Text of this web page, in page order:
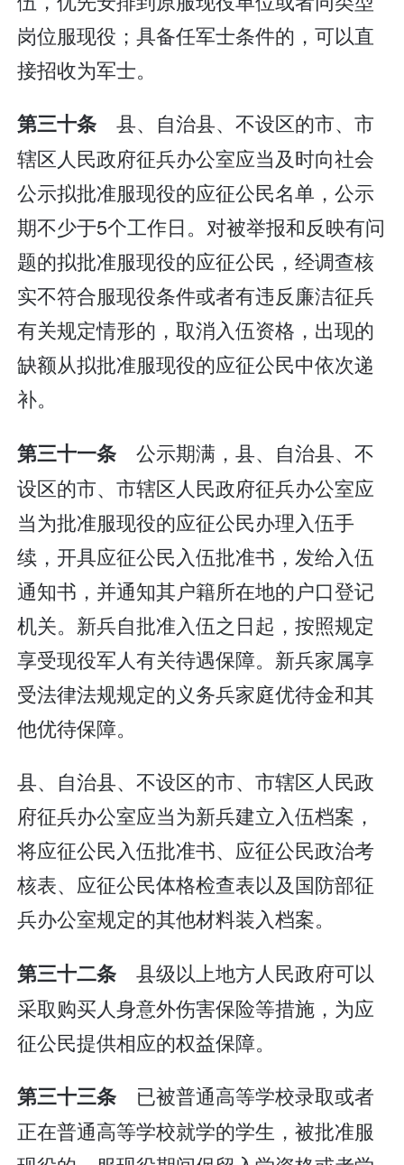
岗位服现役；具备任军士条件的，可以直
接招收为军士。
第三十条 县、自治县、不设区的市、市
辖区人民政府征兵办公室应当及时向社会
公示拟批准服现役的应征公民名单，公示
期不少于5个工作日。对被举报和反映有问
题的拟批准服现役的应征公民，经调查核
实不符合服现役条件或者有违反廉洁征兵
有关规定情形的，取消入伍资格，出现的
缺额从拟批准服现役的应征公民中依次递
补。
第三十一条 公示期满，县、自治县、不
设区的市、市辖区人民政府征兵办公室应
当为批准服现役的应征公民办理入伍手
续，开具应征公民入伍批准书，发给入伍
通知书，并通知其户籍所在地的户口登记
机关。新兵自批准入伍之日起，按照规定
享受现役军人有关待遇保障。新兵家属享
受法律法规规定的义务兵家庭优待金和其
他优待保障。
县、自治县、不设区的市、市辖区人民政
府征兵办公室应当为新兵建立入伍档案，
将应征公民入伍批准书、应征公民政治考
核表、应征公民体格检查表以及国防部征
兵办公室规定的其他材料装入档案。
第三十二条 县级以上地方人民政府可以
采取购买人身意外伤害保险等措施，为应
征公民提供相应的权益保障。
第三十三条 已被普通高等学校录取或者
正在普通高等学校就学的学生，被批准服